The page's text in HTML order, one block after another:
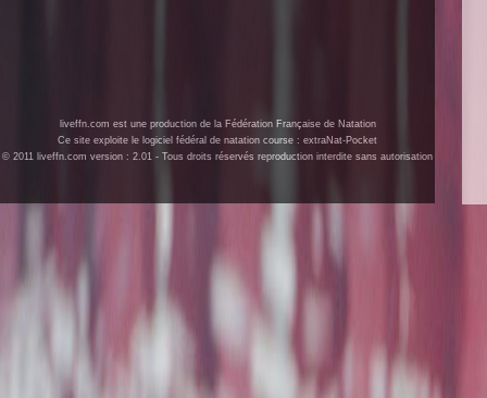
liveffn.com est une production de la Fédération Française de Natation
Ce site exploite le logiciel fédéral de natation course : extraNat-Pocket
© 2011 liveffn.com version : 2.01 - Tous droits réservés reproduction interdite sans autorisation